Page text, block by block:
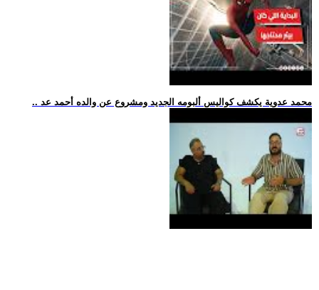
.. محمد عدوية يكشف كواليس ألبومه الجديد ومشروع عن والده أحمد عد